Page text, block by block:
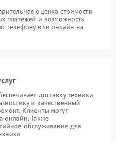
оценка стоимости
платежей и возможность
телефону или онлайн на
доставку техники
и качественный
Клиенты могут
онлайн. Также
обслуживание для